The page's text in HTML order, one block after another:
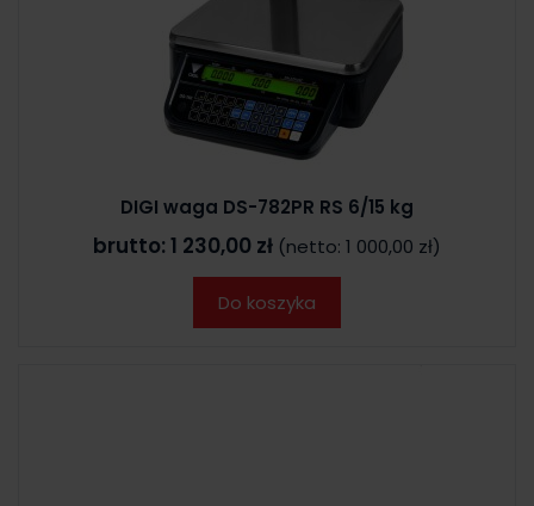
DIGI waga DS-782PR RS 6/15 kg
brutto: 1 230,00 zł (netto: 1 000,00 zł)
Do koszyka